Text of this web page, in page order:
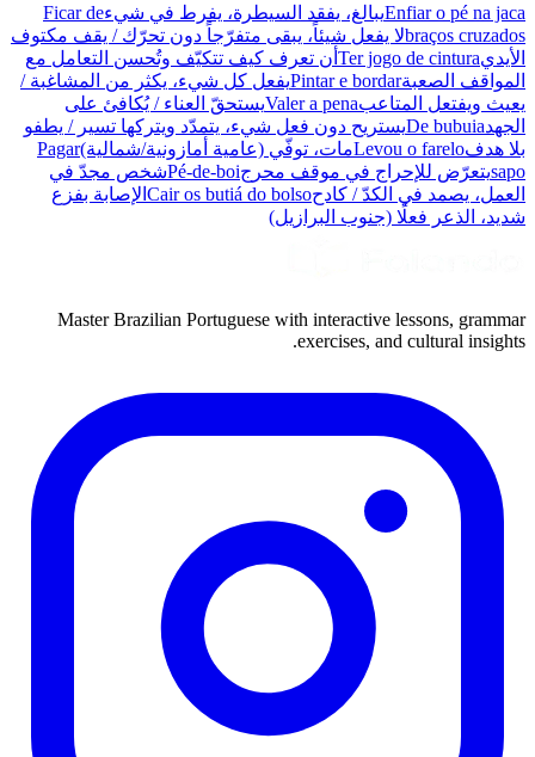
Enfiar o pé na jacaيبالغ، يفقد السيطرة، يفرط في شيءFicar de
braços cruzadosلا يفعل شيئاً، يبقى متفرّجاً دون تحرّك / يقف مكتوف
الأيديTer jogo de cintura أن تعرف كيف تتكيّف وتُحسن التعامل مع
المواقف الصعبةPintar e bordarيفعل كل شيء، يكثر من المشاغبة /
يعيث ويفتعل المتاعبValer a penaيستحقّ العناء / يُكافئ على
الجهدDe bubuiaيستريح دون فعل شيء، يتمدّد ويتركها تسير / يطفو
بلا هدفLevou o fareloمات، توفّي (عامية أمازونية/شمالية)Pagar
sapoيتعرّض للإحراج في موقف محرجPé-de-boiشخص مجدّ في
العمل، يصمد في الكدّ / كادحCair os butiá do bolso الإصابة بفزع
شديد، الذعر فعلًا (جنوب البرازيل)
Master Brazilian Portuguese with interactive lessons, grammar
exercises, and cultural insights.